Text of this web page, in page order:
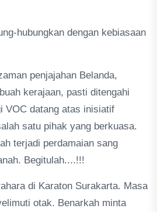
hubungkan dengan kebiasaan
penjajahan Belanda,
kerajaan, pasti ditengahi
VOC datang atas inisiatif
satu pihak yang berkuasa.
terjadi perdamaian sang
Begitulah....!!!
di Karaton Surakarta. Masa
otak. Benarkah minta